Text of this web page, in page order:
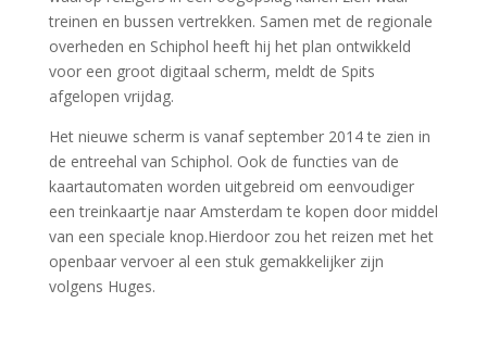
treinen en bussen vertrekken. Samen met de regionale
overheden en Schiphol heeft hij het plan ontwikkeld
voor een groot digitaal scherm, meldt de Spits
afgelopen vrijdag.
Het nieuwe scherm is vanaf september 2014 te zien in
de entreehal van Schiphol. Ook de functies van de
kaartautomaten worden uitgebreid om eenvoudiger
een treinkaartje naar Amsterdam te kopen door middel
van een speciale knop.Hierdoor zou het reizen met het
openbaar vervoer al een stuk gemakkelijker zijn
volgens Huges.